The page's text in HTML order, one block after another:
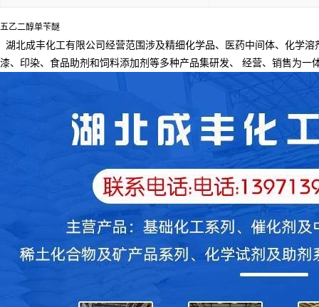
五乙二醇单苄醚
湖北成丰化工有限公司经营范围涉及精细化学品、医药中间体、化学
漆、印染、食品助剂和饲料添加剂等多种产品集研发、
经营、销售为一